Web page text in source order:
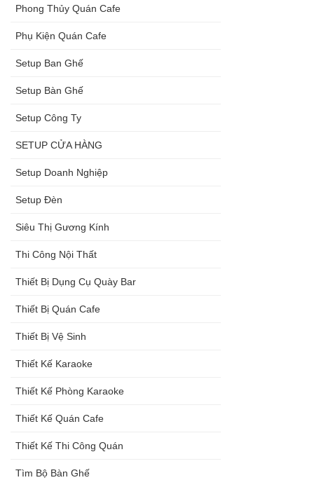
Phong Thủy Quán Cafe
Phụ Kiện Quán Cafe
Setup Ban Ghế
Setup Bàn Ghế
Setup Công Ty
SETUP CỬA HÀNG
Setup Doanh Nghiệp
Setup Đèn
Siêu Thị Gương Kính
Thi Công Nội Thất
Thiết Bị Dụng Cụ Quày Bar
Thiết Bị Quán Cafe
Thiết Bị Vệ Sinh
Thiết Kế Karaoke
Thiết Kế Phòng Karaoke
Thiết Kế Quán Cafe
Thiết Kế Thi Công Quán
Tìm Bộ Bàn Ghế